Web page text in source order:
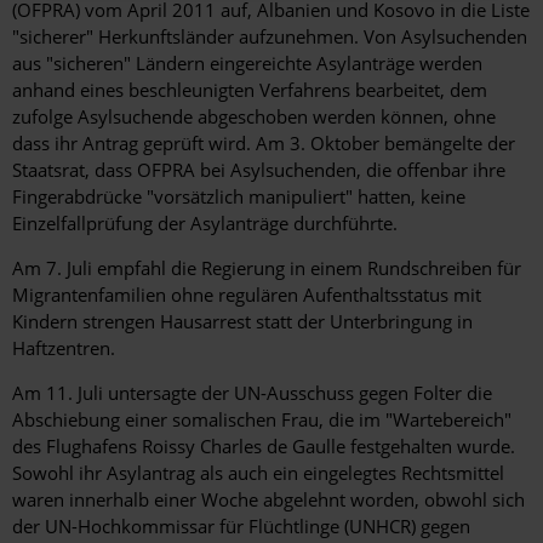
(OFPRA) vom April 2011 auf, Albanien und Kosovo in die Liste
"sicherer" Herkunftsländer aufzunehmen. Von Asylsuchenden
aus "sicheren" Ländern eingereichte Asylanträge werden
anhand eines beschleunigten Verfahrens bearbeitet, dem
zufolge Asylsuchende abgeschoben werden können, ohne
dass ihr Antrag geprüft wird. Am 3. Oktober bemängelte der
Staatsrat, dass OFPRA bei Asylsuchenden, die offenbar ihre
Fingerabdrücke "vorsätzlich manipuliert" hatten, keine
Einzelfallprüfung der Asylanträge durchführte.
Am 7. Juli empfahl die Regierung in einem Rundschreiben für
Migrantenfamilien ohne regulären Aufenthaltsstatus mit
Kindern strengen Hausarrest statt der Unterbringung in
Haftzentren.
Am 11. Juli untersagte der UN-Ausschuss gegen Folter die
Abschiebung einer somalischen Frau, die im "Wartebereich"
des Flughafens Roissy Charles de Gaulle festgehalten wurde.
Sowohl ihr Asylantrag als auch ein eingelegtes Rechtsmittel
waren innerhalb einer Woche abgelehnt worden, obwohl sich
der UN-Hochkommissar für Flüchtlinge (UNHCR) gegen